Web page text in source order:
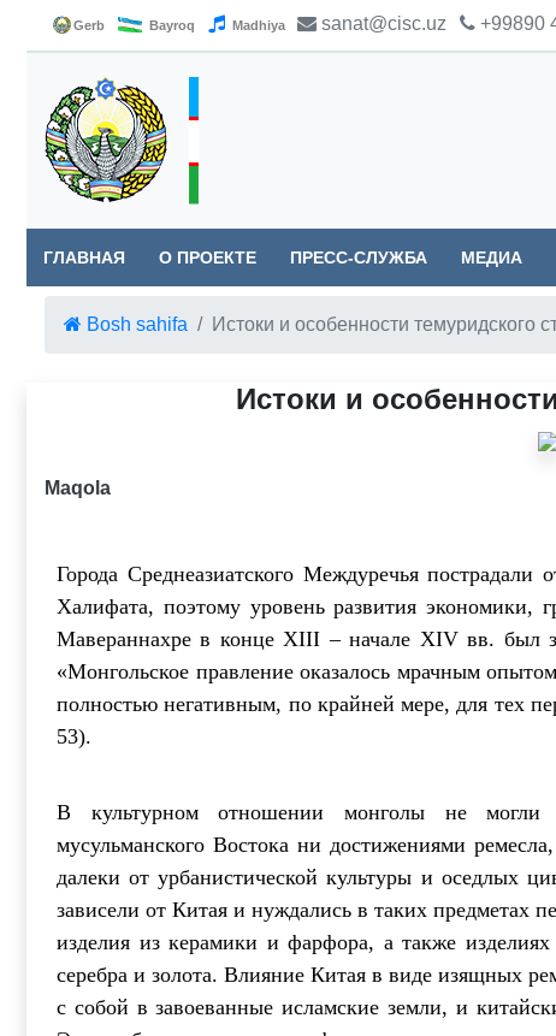
Gerb Bayroq Madhiya sanat@cisc.uz +99890
ГЛАВНАЯ О ПРОЕКТЕ ПРЕСС-СЛУЖБА МЕДИА
Bosh sahifa Истоки и особенности темуридского
Истоки и
Maqola
Города Среднеазиатского Междуречья пострадали
Халифата, поэтому уровень развития экономики,
Мавераннахре в конце XIII – начале XIV вв. был
«Монгольское правление оказалось мрачным
полностью негативным, по крайней мере, для тех
53).
В культурном отношении монголы не могли
мусульманского Востока ни достижениями
далеки от урбанистической культуры и оседлых
зависели от Китая и нуждались в таких предметах
изделия из керамики и фарфора, а также
серебра и золота. Влияние Китая в виде изящных
с собой в завоеванные исламские земли, и